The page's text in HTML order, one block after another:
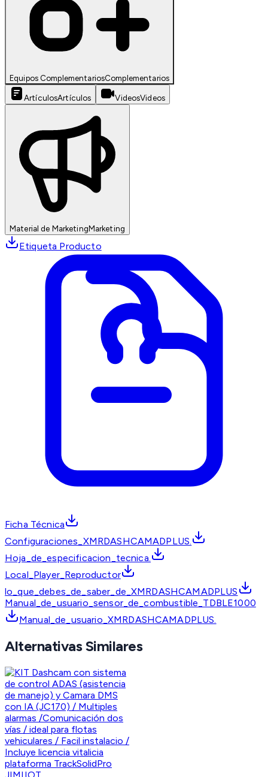
Equipos ComplementariosComplementarios
ArtículosArtículos VideosVideos
Material de MarketingMarketing
Etiqueta Producto
Ficha Técnica
Configuraciones_XMRDASHCAMADPLUS.
Hoja_de_especificacion_tecnica.
Local_Player_Reproductor
lo_que_debes_de_saber_de_XMRDASHCAMADPLUS
Manual_de_usuario_sensor_de_combustible_TDBLE1000
Manual_de_usuario_XMRDASHCAMADPLUS.
Alternativas Similares